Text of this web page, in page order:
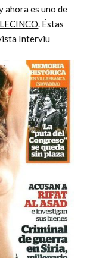
ahora es uno de
. Éstas
Interviu